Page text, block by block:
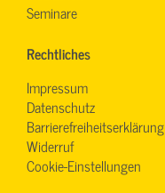
Seminare
Rechtliches
Impressum
Datenschutz
Barrierefreiheitserklärung
Widerruf
Cookie-Einstellungen